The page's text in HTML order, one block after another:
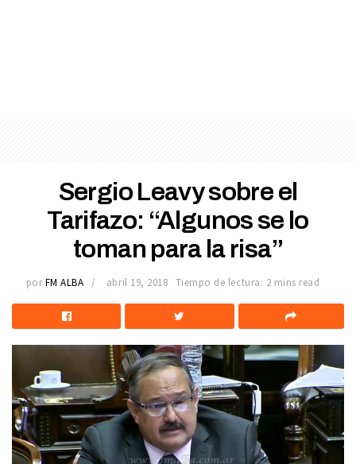
Sergio Leavy sobre el
Tarifazo: “Algunos se lo
toman para la risa”
por FM ALBA abril 19, 2018 Tiempo de lectura: 2 mins read